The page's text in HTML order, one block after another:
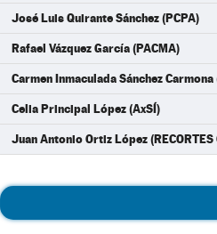
José Luis Quirante Sánchez (PCPA)
Rafael Vázquez García (PACMA)
Carmen Inmaculada Sánchez Carmona
Celia Principal López (AxSÍ)
Juan Antonio Ortiz López (RECORTES